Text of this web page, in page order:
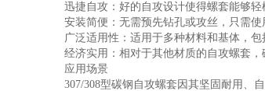
迅捷自攻：好的自攻设计使得螺套能够
安装简便：无需预先钻孔或攻丝，只需
广泛适用性：适用于多种材料和基体，
经济实用：相对于其他材质的自攻螺套
应用场景
307/308型碳钢自攻螺套因其坚固耐用、